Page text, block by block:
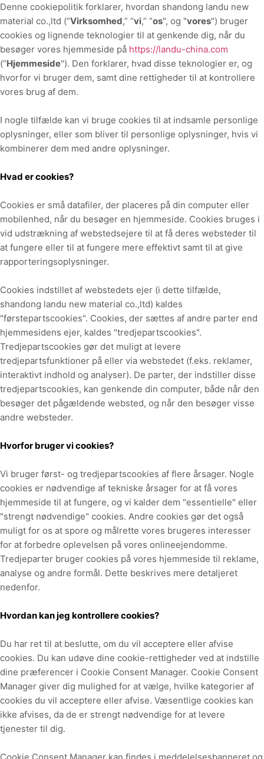
Denne cookiepolitik forklarer, hvordan shandong landu new
material co.,ltd (“Virksomhed,” “vi,” “os", og "vores") bruger
cookies og lignende teknologier til at genkende dig, når du
besøger vores hjemmeside på https://landu-china.com
(“Hjemmeside"). Den forklarer, hvad disse teknologier er, og
hvorfor vi bruger dem, samt dine rettigheder til at kontrollere
vores brug af dem.
I nogle tilfælde kan vi bruge cookies til at indsamle personlige
oplysninger, eller som bliver til personlige oplysninger, hvis vi
kombinerer dem med andre oplysninger.
Hvad er cookies?
Cookies er små datafiler, der placeres på din computer eller
mobilenhed, når du besøger en hjemmeside. Cookies bruges i
vid udstrækning af webstedsejere til at få deres websteder til
at fungere eller til at fungere mere effektivt samt til at give
rapporteringsoplysninger.
Cookies indstillet af webstedets ejer (i dette tilfælde,
shandong landu new material co.,ltd) kaldes
"førstepartscookies". Cookies, der sættes af andre parter end
hjemmesidens ejer, kaldes "tredjepartscookies".
Tredjepartscookies gør det muligt at levere
tredjepartsfunktioner på eller via webstedet (f.eks. reklamer,
interaktivt indhold og analyser). De parter, der indstiller disse
tredjepartscookies, kan genkende din computer, både når den
besøger det pågældende websted, og når den besøger visse
andre websteder.
Hvorfor bruger vi cookies?
Vi bruger først- og tredjepartscookies af flere årsager. Nogle
cookies er nødvendige af tekniske årsager for at få vores
hjemmeside til at fungere, og vi kalder dem "essentielle" eller
"strengt nødvendige" cookies. Andre cookies gør det også
muligt for os at spore og målrette vores brugeres interesser
for at forbedre oplevelsen på vores onlineejendomme.
Tredjeparter bruger cookies på vores hjemmeside til reklame,
analyse og andre formål. Dette beskrives mere detaljeret
nedenfor.
Hvordan kan jeg kontrollere cookies?
Du har ret til at beslutte, om du vil acceptere eller afvise
cookies. Du kan udøve dine cookie-rettigheder ved at indstille
dine præferencer i Cookie Consent Manager. Cookie Consent
Manager giver dig mulighed for at vælge, hvilke kategorier af
cookies du vil acceptere eller afvise. Væsentlige cookies kan
ikke afvises, da de er strengt nødvendige for at levere
tjenester til dig.